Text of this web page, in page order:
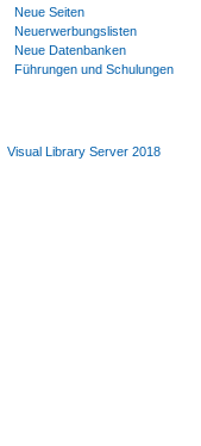
Neue Seiten
Neuerwerbungslisten
Neue Datenbanken
Führungen und Schulungen
Visual Library Server 2018